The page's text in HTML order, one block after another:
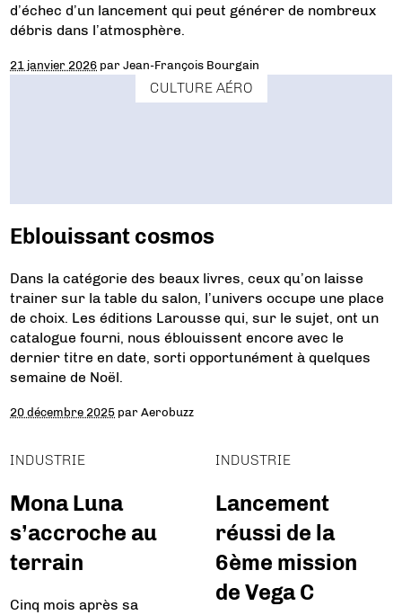
d’échec d’un lancement qui peut générer de nombreux
débris dans l’atmosphère.
21 janvier 2026 parJean-François Bourgain
CULTURE AÉRO
Eblouissant cosmos
Dans la catégorie des beaux livres, ceux qu’on laisse
trainer sur la table du salon, l’univers occupe une place
de choix. Les éditions Larousse qui, sur le sujet, ont un
catalogue fourni, nous éblouissent encore avec le
dernier titre en date, sorti opportunément à quelques
semaine de Noël.
20 décembre 2025 parAerobuzz
INDUSTRIE
Mona Luna
s’accroche au
terrain
Cinq mois après sa
INDUSTRIE
Lancement
réussi de la
6ème mission
de Vega C